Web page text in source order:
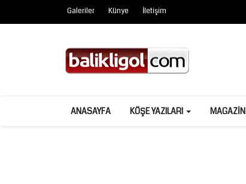
Galeriler Künye İletişim
ANASAYFA KÖŞE YAZILARI MAGAZIN